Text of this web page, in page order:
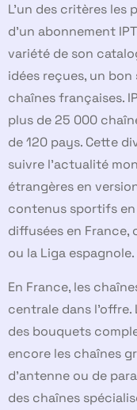
L’un des critères
d’un abonnement
variété de son
idées reçues, un
chaînes françaises.
plus de 25 000
de 120 pays. Cette
suivre l’actualité
étrangères en
contenus sportifs
diffusées en France,
ou la Liga espagnole.
En France, les
centrale dans
des bouquets
encore les chaînes
d’antenne ou de
des chaînes